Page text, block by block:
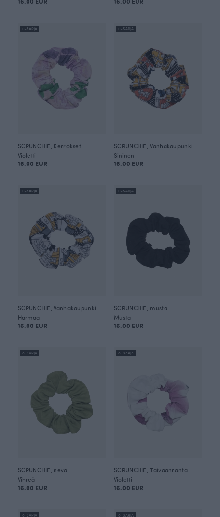
0-SARJA
SCRUNCHIE, Kerrokset
Violetti
16.00 EUR
0-SARJA
SCRUNCHIE, Vanhakaupunki
Sininen
16.00 EUR
0-SARJA
SCRUNCHIE, Vanhakaupunki
Harmaa
16.00 EUR
0-SARJA
SCRUNCHIE, musta
Musta
16.00 EUR
0-SARJA
SCRUNCHIE, neva
Vihreä
16.00 EUR
0-SARJA
SCRUNCHIE, Taivaanranta
Violetti
16.00 EUR
0-SARJA 0-SARJA